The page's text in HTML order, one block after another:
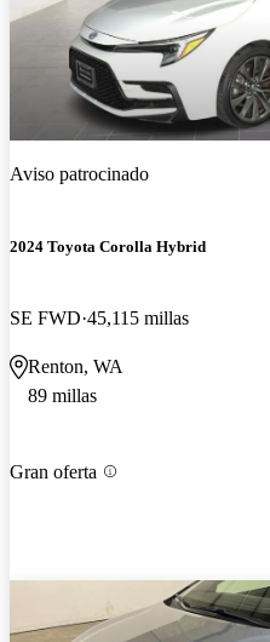
Aviso patrocinado
2024 Toyota Corolla Hybrid
SE FWD 45,115 millas
Renton, WA
89 millas
Gran oferta